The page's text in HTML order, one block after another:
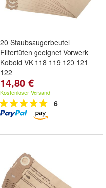
20 Staubsaugerbeutel
Filtertüten geeignet Vorwerk
Kobold VK 118 119 120 121
122
14,80 €
Kostenloser Versand
6